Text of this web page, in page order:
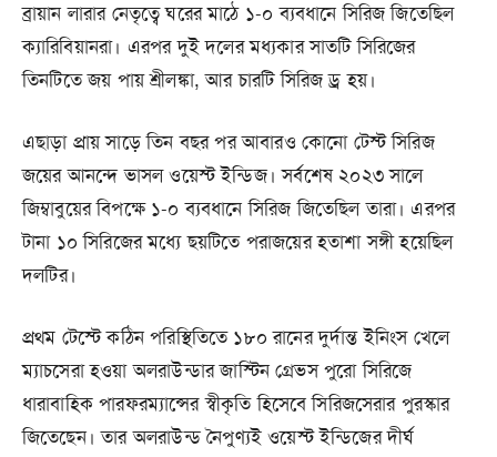
ব্রায়ান লারার নেতৃত্বে ঘরের মাঠে ১-০ ব্যবধানে সিরিজ জিতেছিল
ক্যারিবিয়ানরা। এরপর দুই দলের মধ্যকার সাতটি সিরিজের
তিনটিতে জয় পায় শ্রীলঙ্কা, আর চারটি সিরিজ ড্র হয়।
এছাড়া প্রায় সাড়ে তিন বছর পর আবারও কোনো টেস্ট সিরিজ
জয়ের আনন্দে ভাসল ওয়েস্ট ইন্ডিজ। সর্বশেষ ২০২৩ সালে
জিম্বাবুয়ের বিপক্ষে ১-০ ব্যবধানে সিরিজ জিতেছিল তারা। এরপর
টানা ১০ সিরিজের মধ্যে ছয়টিতে পরাজয়ের হতাশা সঙ্গী হয়েছিল
দলটির।
প্রথম টেস্টে কঠিন পরিস্থিতিতে ১৮০ রানের দুর্দান্ত ইনিংস খেলে
ম্যাচসেরা হওয়া অলরাউন্ডার জাস্টিন গ্রেভস পুরো সিরিজে
ধারাবাহিক পারফরম্যান্সের স্বীকৃতি হিসেবে সিরিজসেরার পুরস্কার
জিতেছেন। তার অলরাউন্ড নৈপুণ্যই ওয়েস্ট ইন্ডিজের দীর্ঘ